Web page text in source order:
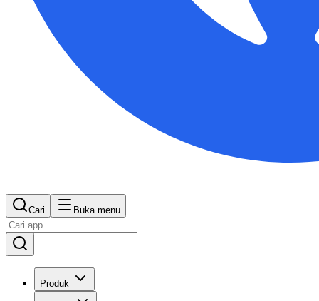
Cari Buka menu
Produk